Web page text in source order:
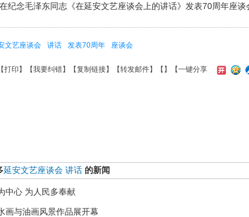
纪念毛泽东同志《在延安文艺座谈会上的讲话》发表70周年座谈
文艺座谈会 讲话 发表70周年 座谈会
【打印 】【我要纠错】【复制链接】【转发邮件】【 】 【一键分享
延安文艺座谈会 讲话 的新闻
中心 为人民多奉献
画与油画风景作品展开幕